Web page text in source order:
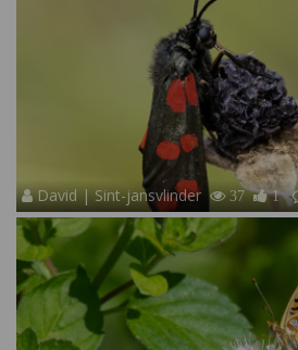
David | Sint-jansvlinder 37 1